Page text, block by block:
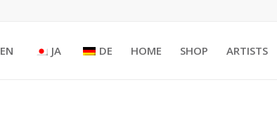
EN JA DE HOME SHOP ARTISTS